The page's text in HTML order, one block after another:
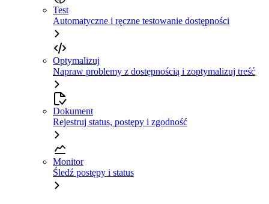
Test
Automatyczne i ręczne testowanie dostępności
Optymalizuj
Napraw problemy z dostępnością i zoptymalizuj treść
Dokument
Rejestruj status, postępy i zgodność
Monitor
Śledź postępy i status